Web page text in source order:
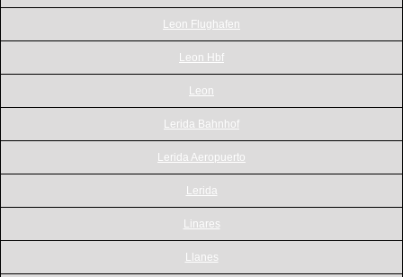
Leon Flughafen
Leon Hbf
Leon
Lerida Bahnhof
Lerida Aeropuerto
Lerida
Linares
Llanes